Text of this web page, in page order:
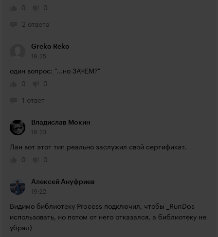
0
0
2 ответа
Greko Reko
19:25
один вопрос: "...но ЗАЧЕМ?"
0
0
1 ответ
Владислав Мокин
19:23
Лан вот этот тип реально заслужил свой сертификат.
0
0
Алексей Ануфриев
19:22
Видимо библиотеку Process подключил, чтобы _RunDos
использовать, но потом от него отказался, а библиотеку не
убрал)